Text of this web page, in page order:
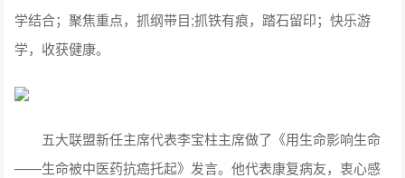
学结合；聚焦重点，抓纲带目;抓铁有痕，踏石留印；快乐游
学，收获健康。
五大联盟新任主席代表李宝柱主席做了《用生命影响生命
——生命被中医药抗癌托起》发言。他代表康复病友，衷心感